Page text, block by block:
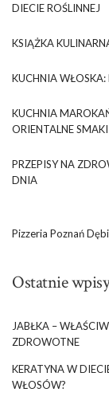
DIECIE ROŚLINNEJ
KSIĄŻKA
KUCHNIA
KUCHNIA
ORIENTALNE SMAKI
PRZEPISY NA
DNIA
Pizzeria Poznań
Ostatnie wpisy
JABŁKA –
ZDROWOTNE
KERATYNA W
WŁOSÓW?